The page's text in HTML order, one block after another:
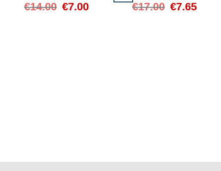
€14.00
Original
price
€7.00Η
τρέχουσα
€17.00
Original
price
€7.65Η